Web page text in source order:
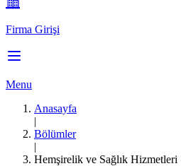
Firma Girişi
Menu
Anasayfa
|
Bölümler
|
Hemşirelik ve Sağlık Hizmetleri